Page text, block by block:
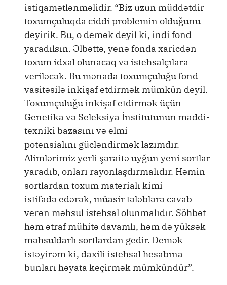
istiqamətlənməlidir. “Biz uzun müddətdir
toxumçuluqda ciddi problemin olduğunu
deyirik. Bu, o demək deyil ki, indi fond
yaradılsın. Əlbəttə, yenə fonda xaricdən
toxum idxal olunacaq və istehsalçılara
veriləcək. Bu mənada toxumçuluğu fond
vasitəsilə inkişaf etdirmək mümkün deyil.
Toxumçuluğu inkişaf etdirmək üçün
Genetika və Seleksiya İnstitutunun maddi-
texniki bazasını və elmi
potensialını gücləndirmək lazımdır.
Alimlərimiz yerli şəraitə uyğun yeni sortlar
yaradıb, onları rayonlaşdırmalıdır. Həmin
sortlardan toxum materialı kimi
istifadə edərək, müasir tələblərə cavab
verən məhsul istehsal olunmalıdır. Söhbət
həm ətraf mühitə davamlı, həm də yüksək
məhsuldarlı sortlardan gedir. Demək
istəyirəm ki, daxili istehsal hesabına
bunları həyata keçirmək mümkündür”.